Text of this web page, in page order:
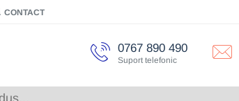
CONTACT
0767 890 490
Suport telefonic